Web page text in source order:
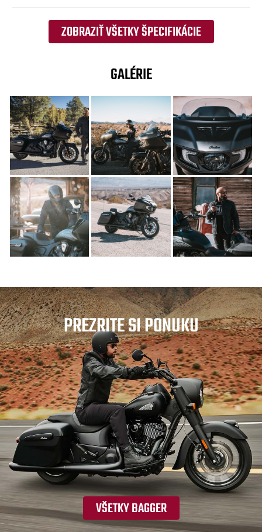
ZOBRAZIŤ VŠETKY ŠPECIFIKÁCIE
GALÉRIE
PREZRITE SI PONUKU
VŠETKY BAGGER